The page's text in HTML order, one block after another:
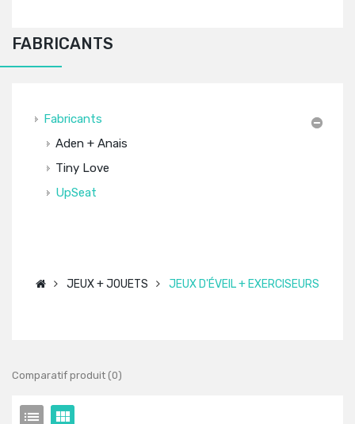
FABRICANTS
Fabricants
Aden + Anais
Tiny Love
UpSeat
JEUX + JOUETS JEUX D'ÉVEIL + EXERCISEURS
Comparatif produit (0)